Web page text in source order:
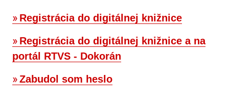
Registrácia do digitálnej knižnice
Registrácia do digitálnej knižnice a na
portál RTVS - Dokorán
Zabudol som heslo